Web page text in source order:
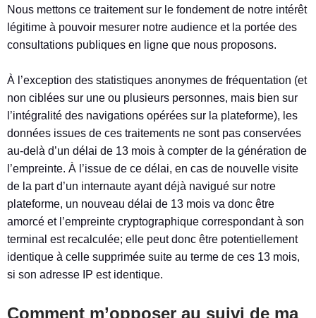
Nous mettons ce traitement sur le fondement de notre intérêt
légitime à pouvoir mesurer notre audience et la portée des
consultations publiques en ligne que nous proposons.
À l’exception des statistiques anonymes de fréquentation (et
non ciblées sur une ou plusieurs personnes, mais bien sur
l’intégralité des navigations opérées sur la plateforme), les
données issues de ces traitements ne sont pas conservées
au-delà d’un délai de 13 mois à compter de la génération de
l’empreinte. À l’issue de ce délai, en cas de nouvelle visite
de la part d’un internaute ayant déjà navigué sur notre
plateforme, un nouveau délai de 13 mois va donc être
amorcé et l’empreinte cryptographique correspondant à son
terminal est recalculée; elle peut donc être potentiellement
identique à celle supprimée suite au terme de ces 13 mois,
si son adresse IP est identique.
Comment m’opposer au suivi de ma